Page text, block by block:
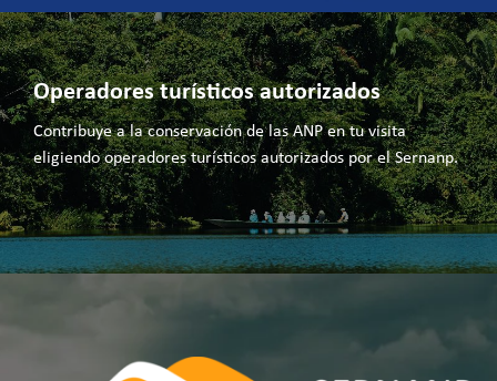
Operadores turísticos autorizados
Contribuye a la conservación de las ANP en tu visita
eligiendo operadores turísticos autorizados por el Sernanp.